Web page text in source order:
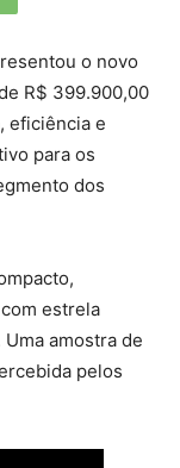
o novo
R$ 399.900,00
eficiência e
para os
dos
estrela
amostra de
pelos